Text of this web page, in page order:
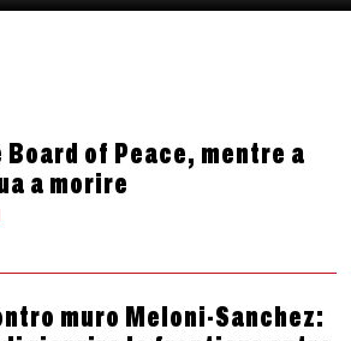
of Peace, mentre a
a morire
muro Meloni-Sanchez: